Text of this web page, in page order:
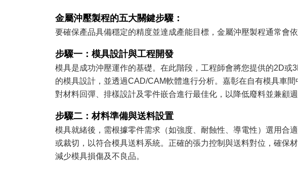
金屬沖壓製程的五大關鍵步驟：
要確保產品具備穩定的精度並達成產能目標，金屬沖壓製程通常會
步驟一：模具設計與工程開發
模具是成功沖壓運作的基礎。在此階段，工程師會將您提供的2D
的模具設計，並透過CAD/CAM軟體進行分析。嘉彰在自有模具車
對材料回彈、排樣設計及零件嵌合進行最佳化，以降低廢料並兼顧週
步驟二：材料準備與送料設置
模具就緒後，需根據零件需求（如強度、耐蝕性、導電性）選用合
或裁切，以符合模具送料系統。正確的張力控制與送料對位，確保
減少模具損傷及不良品。